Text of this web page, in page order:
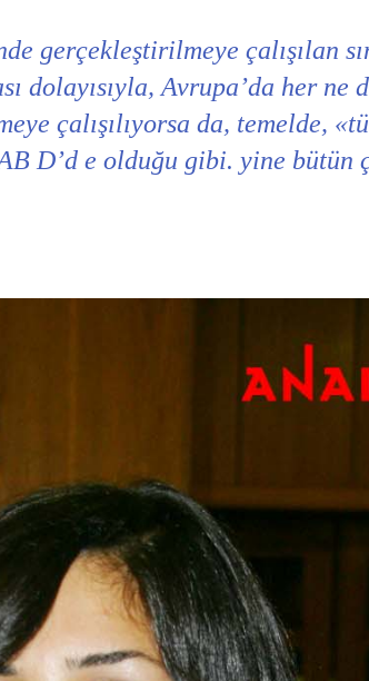
gerçekleştirilmeye çalışılan
dolayısıyla, Avrupa’da her ne
çalışılıyorsa da, temelde,
D’d e olduğu gibi. yine bütün